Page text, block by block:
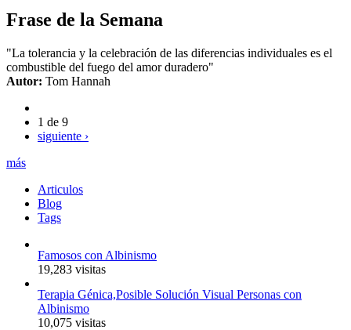
Frase de la Semana
"La tolerancia y la celebración de las diferencias individuales es el
combustible del fuego del amor duradero"
Autor: Tom Hannah
1 de 9
siguiente ›
más
Articulos
Blog
Tags
Famosos con Albinismo
19,283 visitas
Terapia Génica,Posible Solución Visual Personas con
Albinismo
10,075 visitas